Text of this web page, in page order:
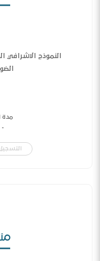
النموذج الاشرافي
مدة
-
التسجيل